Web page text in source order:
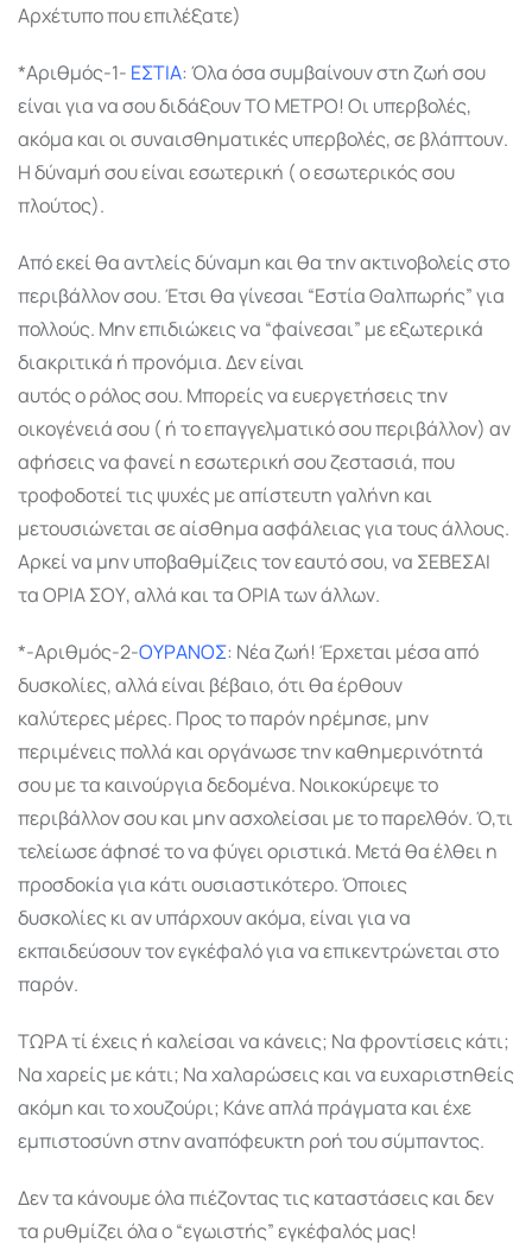
Αρχέτυπο που επιλέξατε)
*Αριθμός-1- ΕΣΤΙΑ: Όλα όσα συμβαίνουν στη ζωή σου
είναι για να σου διδάξουν ΤΟ ΜΕΤΡΟ! Οι υπερβολές,
ακόμα και οι συναισθηματικές υπερβολές, σε βλάπτουν.
Η δύναμή σου είναι εσωτερική ( ο εσωτερικός σου
πλούτος).
Από εκεί θα αντλείς δύναμη και θα την ακτινοβολείς στο
περιβάλλον σου. Έτσι θα γίνεσαι “Εστία Θαλπωρής” για
πολλούς. Μην επιδιώκεις να “φαίνεσαι” με εξωτερικά
διακριτικά ή προνόμια. Δεν είναι
αυτός ο ρόλος σου. Μπορείς να ευεργετήσεις την
οικογένειά σου ( ή το επαγγελματικό σου περιβάλλον) αν
αφήσεις να φανεί η εσωτερική σου ζεστασιά, που
τροφοδοτεί τις ψυχές με απίστευτη γαλήνη και
μετουσιώνεται σε αίσθημα ασφάλειας για τους άλλους.
Αρκεί να μην υποβαθμίζεις τον εαυτό σου, να ΣΕΒΕΣΑΙ
τα ΟΡΙΑ ΣΟΥ, αλλά και τα ΟΡΙΑ των άλλων.
*-Αριθμός-2-ΟΥΡΑΝΟΣ: Νέα ζωή! Έρχεται μέσα από
δυσκολίες, αλλά είναι βέβαιο, ότι θα έρθουν
καλύτερες μέρες. Προς το παρόν ηρέμησε, μην
περιμένεις πολλά και οργάνωσε την καθημερινότητά
σου με τα καινούργια δεδομένα. Νοικοκύρεψε το
περιβάλλον σου και μην ασχολείσαι με το παρελθόν. Ό,τι
τελείωσε άφησέ το να φύγει οριστικά. Μετά θα έλθει η
προσδοκία για κάτι ουσιαστικότερο. Όποιες
δυσκολίες κι αν υπάρχουν ακόμα, είναι για να
εκπαιδεύσουν τον εγκέφαλό για να επικεντρώνεται στο
παρόν.
ΤΩΡΑ τί έχεις ή καλείσαι να κάνεις; Να φροντίσεις κάτι;
Να χαρείς με κάτι; Να χαλαρώσεις και να ευχαριστηθείς
ακόμη και το χουζούρι; Κάνε απλά πράγματα και έχε
εμπιστοσύνη στην αναπόφευκτη ροή του σύμπαντος.
Δεν τα κάνουμε όλα πιέζοντας τις καταστάσεις και δεν
τα ρυθμίζει όλα ο “εγωιστής” εγκέφαλός μας!